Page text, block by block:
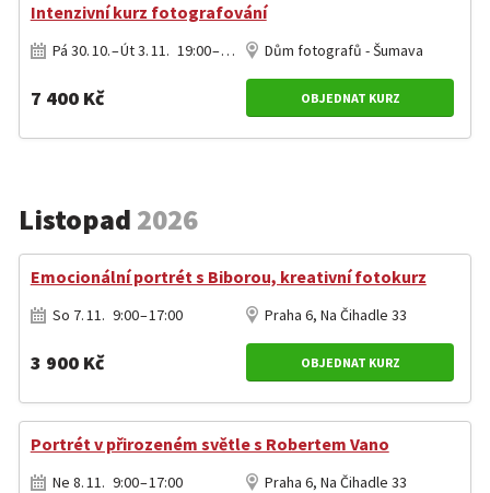
Intenzivní kurz fotografování
Pá 30. 10. – Út 3. 11. 19:00 – 13:00 Dům fotografů - Šumava
7 400 Kč OBJEDNAT KURZ
Listopad 2026
Emocionální portrét s Biborou, kreativní fotokurz
So 7. 11. 9:00 – 17:00 Praha 6, Na Čihadle 33
3 900 Kč OBJEDNAT KURZ
Portrét v přirozeném světle s Robertem Vano
Ne 8. 11. 9:00 – 17:00 Praha 6, Na Čihadle 33